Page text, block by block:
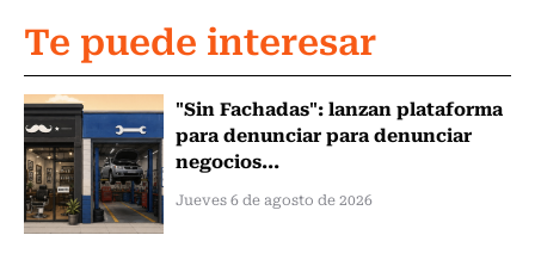
Te puede interesar
"Sin Fachadas": lanzan plataforma
para denunciar para denunciar
negocios...
Jueves 6 de agosto de 2026